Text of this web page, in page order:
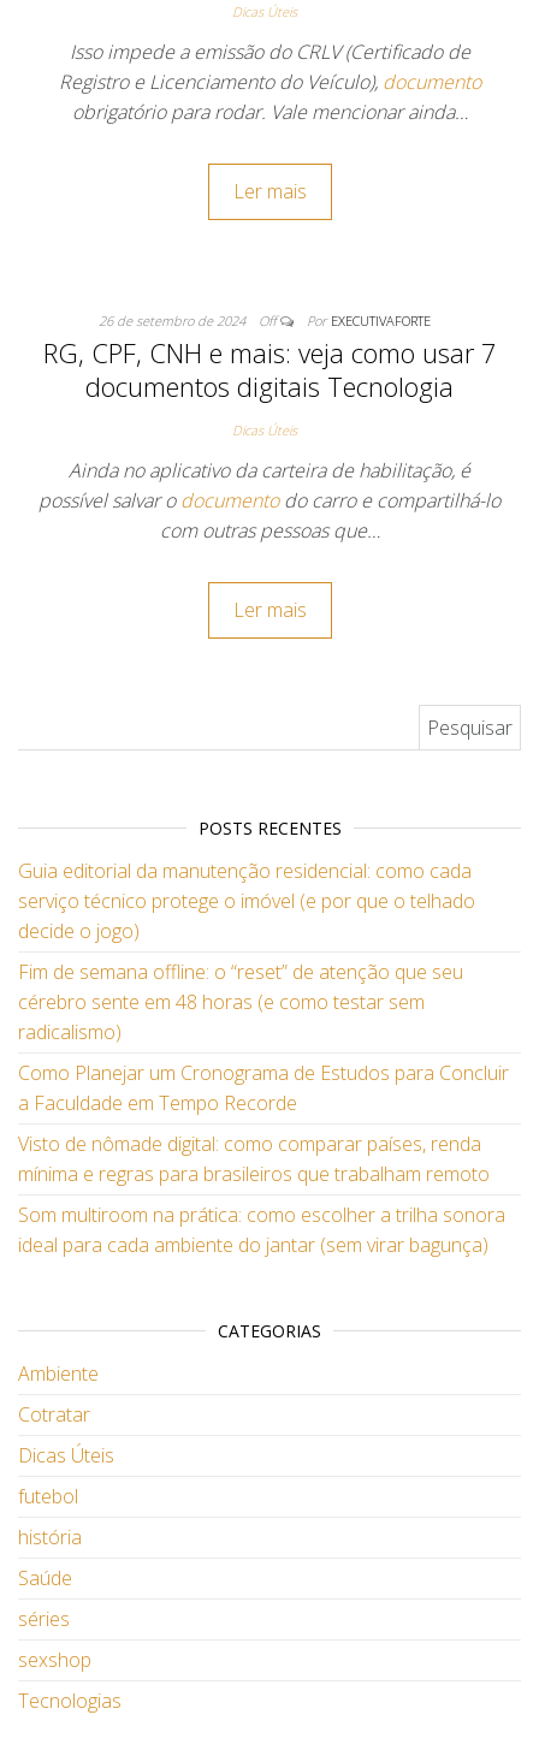
Dicas Úteis
Isso impede a emissão do CRLV (Certificado de
Registro e Licenciamento do Veículo), documento
obrigatório para rodar. Vale mencionar ainda…
Ler mais
26 de setembro de 2024 Off Por EXECUTIVAFORTE
RG, CPF, CNH e mais: veja como usar 7
documentos digitais Tecnologia
Dicas Úteis
Ainda no aplicativo da carteira de habilitação, é
possível salvar odocumentodo carro e compartilhá-lo
com outras pessoas que…
Ler mais
POSTS RECENTES
Guia editorial da manutenção residencial: como cada
serviço técnico protege o imóvel (e por que o telhado
decide o jogo)
Fim de semana offline: o “reset” de atenção que seu
cérebro sente em 48 horas (e como testar sem
radicalismo)
Como Planejar um Cronograma de Estudos para Concluir
a Faculdade em Tempo Recorde
Visto de nômade digital: como comparar países, renda
mínima e regras para brasileiros que trabalham remoto
Som multiroom na prática: como escolher a trilha sonora
ideal para cada ambiente do jantar (sem virar bagunça)
CATEGORIAS
Ambiente
Cotratar
Dicas Úteis
futebol
história
Saúde
séries
sexshop
Tecnologias